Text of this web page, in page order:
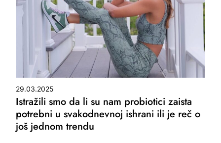
29.03.2025
Istražili smo da li su nam probiotici zaista
potrebni u svakodnevnoj ishrani ili je reč o
još jednom trendu